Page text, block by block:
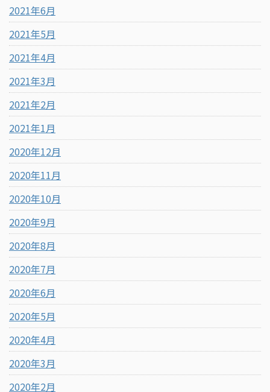
2021年6月
2021年5月
2021年4月
2021年3月
2021年2月
2021年1月
2020年12月
2020年11月
2020年10月
2020年9月
2020年8月
2020年7月
2020年6月
2020年5月
2020年4月
2020年3月
2020年2月